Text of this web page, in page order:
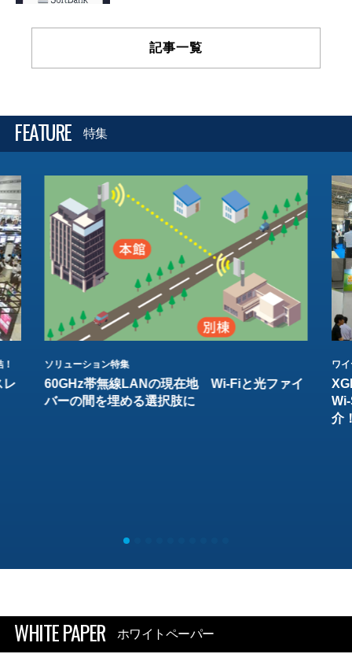
記事一覧
FEATURE 特集
レ
ソリューション特集
60GHz帯無線LANの現在地 Wi-Fiと光ファイ
バーの間を埋める選択肢に
ワ
介
WHITE PAPER ホワイトペーパー